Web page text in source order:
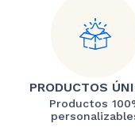
PRODUCTOS
Productos